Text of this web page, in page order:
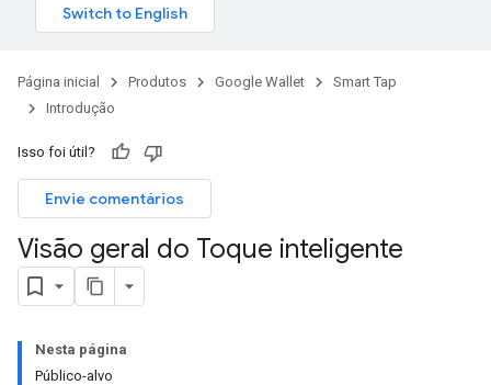
Página inicial Produtos Google Wallet
Smart Tap
Introdução
Isso foi útil?
Envie comentários
Visão geral do Toque inteligente
Nesta página
Público-alvo